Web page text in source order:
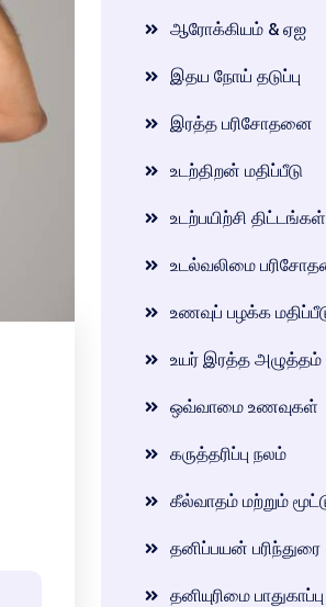
ஆரோக்கியம் & ஏஐ
இதய நோய் தடுப்பு
இரத்த பரிசோதனை
உடற்திறன் மதிப்பீடு
உடற்பயிற்சி திட்டங்கள்
உடல்வலிமை
உணவுப் பழக்க
உயர் இரத்த
ஒவ்வாமை உணவுகள்
கருத்தரிப்பு நலம்
கீல்வாதம் மற்றும்
தனிப்பயன் பரிந்துரை
தனியுரிமை பாதுகாப்பு